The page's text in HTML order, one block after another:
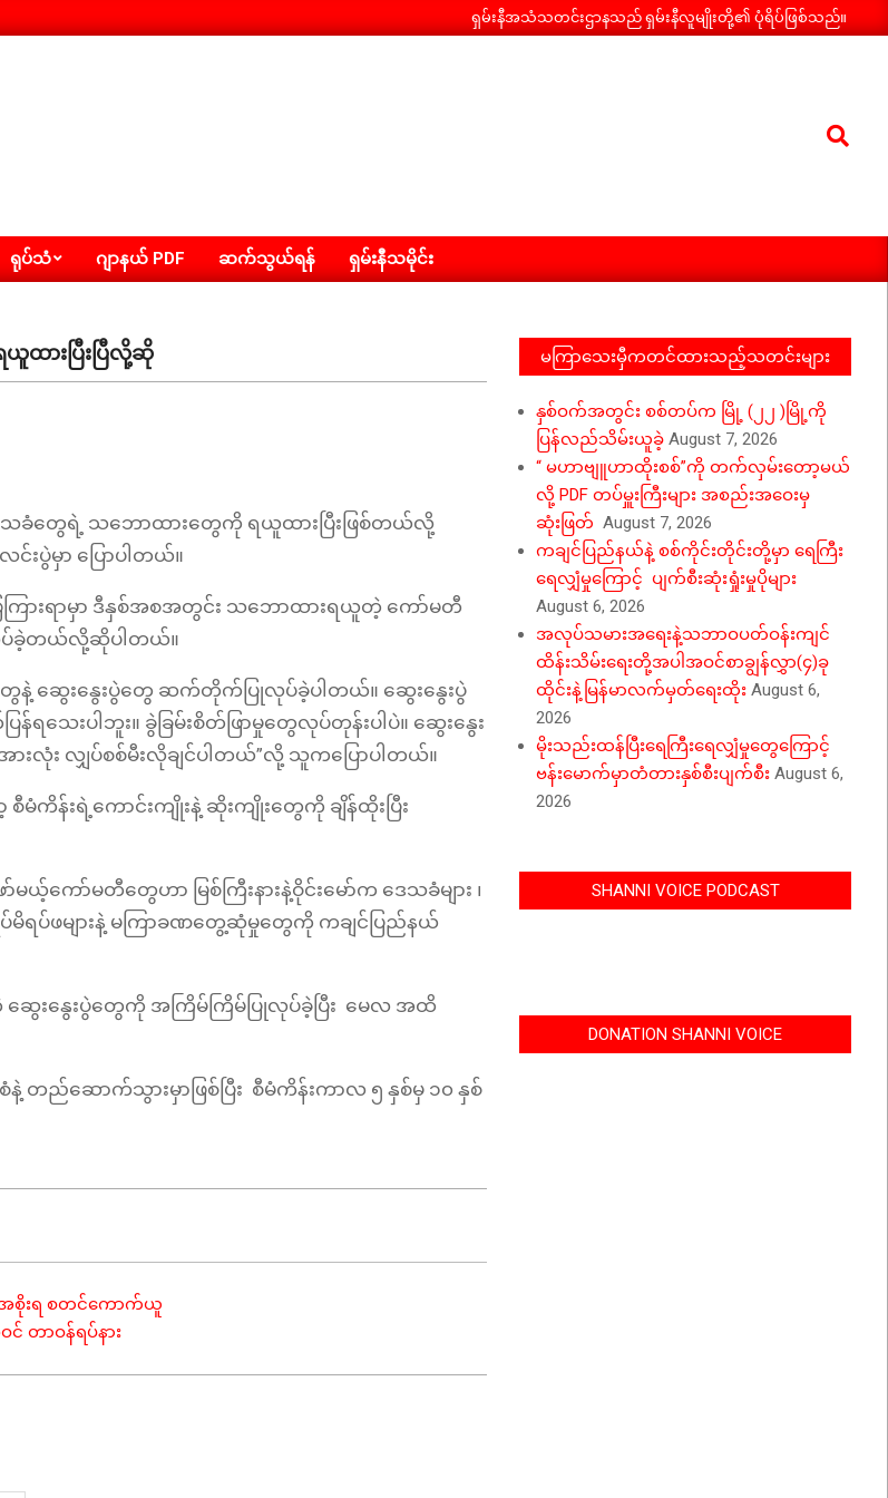
ရှမ်းနီအသံသတင်းဌာနသည် ရှမ်းနီလူမျိုးတို့၏ ပုံရိပ်ဖြစ်သည်။
Search
ရုပ်သံ ဂျာနယ် PDF ဆက်သွယ်ရန် ရှမ်းနီသမိုင်း
ားပြီးပြီလို့ဆို
ခံတွေရဲ့ သဘောထားတွေကို ရယူထားပြီးဖြစ်တယ်လို့
းပွဲမှာ ပြောပါတယ်။
ကြားရာမှာ ဒီနှစ်အစအတွင်း သဘောထားရယူတဲ့ ကော်မတီ
လုပ်ခဲ့တယ်လို့ဆိုပါတယ်။
တွေနဲ့ ဆွေးနွေးပွဲတွေ ဆက်တိုက်ပြုလုပ်ခဲ့ပါတယ်။ ဆွေးနွေးပွဲ
းပါဘူး။ ခွဲခြမ်းစိတ်ဖြာမှုတွေလုပ်တုန်းပါပဲ။ ဆွေးနွေး
းလုံး လျှပ်စစ်မီးလိုချင်ပါတယ်”​လို့ သူကပြောပါတယ်။
မံကိန်းရဲ့ကောင်းကျိုးနဲ့ ဆိုးကျိုးတွေကို ချိန်ထိုးပြီး
ော်မတီတွေဟာ မြစ်ကြီးနားနဲ့ဝိုင်းမော်က ဒေသခံများ ၊
ပ်မိရပ်ဖများနဲ့ မကြာခဏတွေ့ဆုံမှုတွေကို ကချင်ပြည်နယ်
ဆွေးနွေးပွဲတွေကို အကြိမ်ကြိမ်ပြုလုပ်ခဲ့ပြီး မေလ အထိ
တည်ဆောက်သွားမှာဖြစ်ပြီး စီမံကိန်းကာလ ၅ နှစ်မှ ၁၀ နှစ်
အစိုးရ စတင်ကောက်ယူ
တာဝန်ရပ်နား
မကြာသေးမှီကတင်ထားသည့်သတင်းများ
နှစ်ဝက်အတွင်း စစ်တပ်က မြို့ (၂၂ )မြို့ကို
ပြန်လည်သိမ်းယူခဲ့ August 7, 2026
“ မဟာဗျူဟာထိုးစစ်”ကို တက်လှမ်းတော့မယ်
လို့ PDF တပ်မှူးကြီးများ အစည်းအဝေးမှ
ဆုံးဖြတ် August 7, 2026
ကချင်ပြည်နယ်နဲ့ စစ်ကိုင်းတိုင်းတို့မှာ ရေကြီး
ရေလျှံမှုကြောင့် ပျက်စီးဆုံးရှုံးမှုပိုများ
August 6, 2026
အလုပ်သမားအရေးနဲ့သဘာဝပတ်ဝန်းကျင်
ထိန်းသိမ်းရေးတို့အပါအဝင်စာချွန်လွှာ(၄)ခု
ထိုင်းနဲ့မြန်မာလက်မှတ်ရေးထိုး August 6,
2026
မိုးသည်းထန်ပြီးရေကြီးရေလျှံမှုတွေကြောင့်
ဗန်းမောက်မှာတံတားနှစ်စီးပျက်စီး August 6,
2026
SHANNI VOICE PODCAST
DONATION SHANNI VOICE